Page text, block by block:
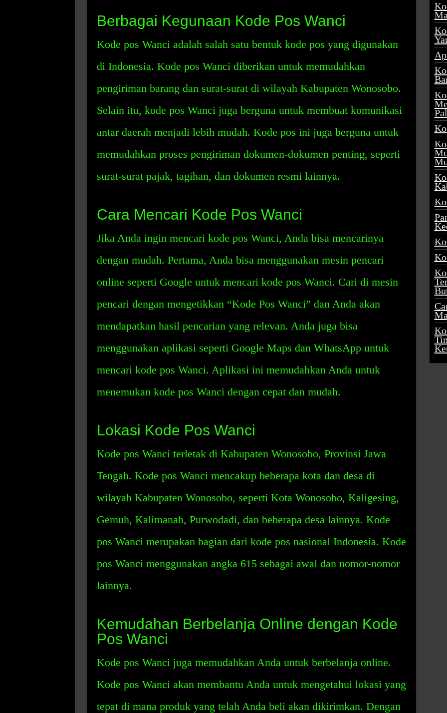
Berbagai Kegunaan Kode Pos Wanci
Kode pos Wanci adalah salah satu bentuk kode pos yang digunakan
di Indonesia. Kode pos Wanci diberikan untuk memudahkan
pengiriman barang dan surat-surat di wilayah Kabupaten Wonosobo.
Selain itu, kode pos Wanci juga berguna untuk membuat komunikasi
antar daerah menjadi lebih mudah. Kode pos ini juga berguna untuk
memudahkan proses pengiriman dokumen-dokumen penting, seperti
surat-surat pajak, tagihan, dan dokumen resmi lainnya.
Cara Mencari Kode Pos Wanci
Jika Anda ingin mencari kode pos Wanci, Anda bisa mencarinya
dengan mudah. Pertama, Anda bisa menggunakan mesin pencari
online seperti Google untuk mencari kode pos Wanci. Cari di mesin
pencari dengan mengetikkan “Kode Pos Wanci” dan Anda akan
mendapatkan hasil pencarian yang relevan. Anda juga bisa
menggunakan aplikasi seperti Google Maps dan WhatsApp untuk
mencari kode pos Wanci. Aplikasi ini memudahkan Anda untuk
menemukan kode pos Wanci dengan cepat dan mudah.
Lokasi Kode Pos Wanci
Kode pos Wanci terletak di Kabupaten Wonosobo, Provinsi Jawa
Tengah. Kode pos Wanci mencakup beberapa kota dan desa di
wilayah Kabupaten Wonosobo, seperti Kota Wonosobo, Kaligesing,
Gemuh, Kalimanah, Purwodadi, dan beberapa desa lainnya. Kode
pos Wanci merupakan bagian dari kode pos nasional Indonesia. Kode
pos Wanci menggunakan angka 615 sebagai awal dan nomor-nomor
lainnya.
Kemudahan Berbelanja Online dengan Kode
Pos Wanci
Kode pos Wanci juga memudahkan Anda untuk berbelanja online.
Kode pos Wanci akan membantu Anda untuk mengetahui lokasi yang
tepat di mana produk yang telah Anda beli akan dikirimkan. Dengan